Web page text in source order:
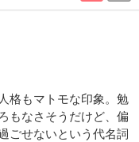
Complete
Complete
格もマトモな印象。勉
もなさそうだけど、偏
ごせないという代名詞